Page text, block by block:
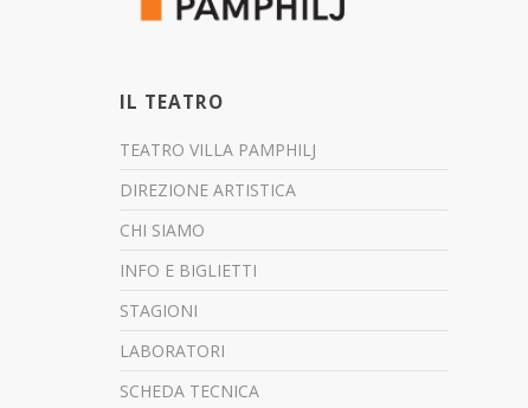
IL TEATRO
TEATRO VILLA PAMPHILJ
DIREZIONE ARTISTICA
CHI SIAMO
INFO E BIGLIETTI
STAGIONI
LABORATORI
SCHEDA TECNICA